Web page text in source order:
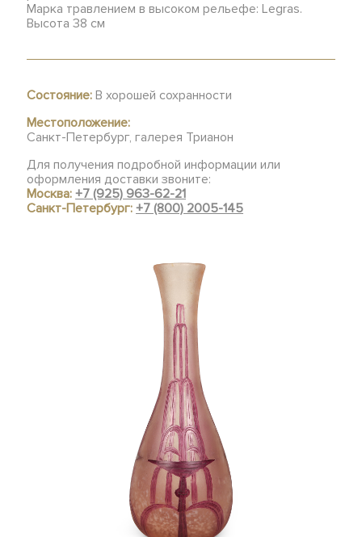
Марка травлением в высоком рельефе: Legras.
Высота 38 см
Состояние: В хорошей сохранности
Местоположение:
Санкт-Петербург, галерея Трианон
Для получения подробной информации или
оформления доставки звоните:
Москва:+7 (925) 963-62-21
Санкт-Петербург:+7 (800) 2005-145